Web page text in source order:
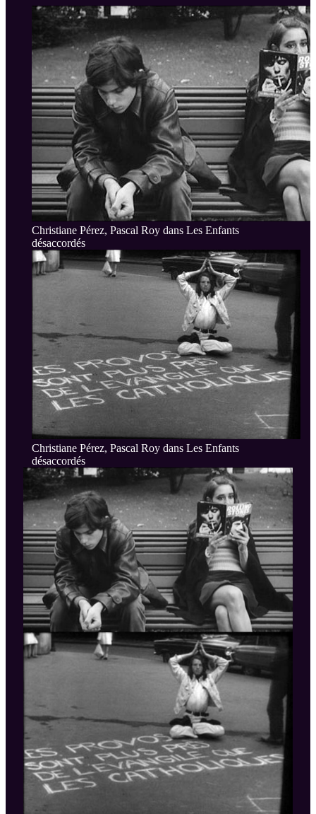
Christiane Pérez, Pascal Roy dans Les Enfants
désaccordés
Christiane Pérez, Pascal Roy dans Les Enfants
désaccordés